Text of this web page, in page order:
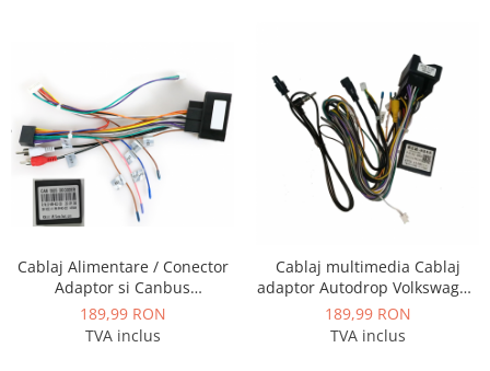
Conectică Kia
Conectică Hyundai
Conectică Mitsubishi
Cablaj Alimentare / Conector
Adaptor si Canbus
Volkswagen / Skoda / Seat
pentru navigatii Android - AD-
189,99 RON
TVA inclus
Cablaj multimedia Cablaj
adaptor Autodrop Volkswagen
Golf 7 (2013+) pentru Navigații
multimedia Android
189,99 RON
TVA inclus